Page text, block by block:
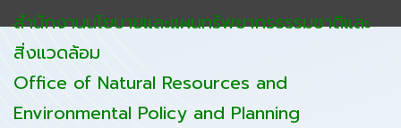
สำนักงานนโยบายและแผนทรัพยากรธรรมชาติและ
สิ่งแวดล้อม
Office of Natural Resources and
Environmental Policy and Planning